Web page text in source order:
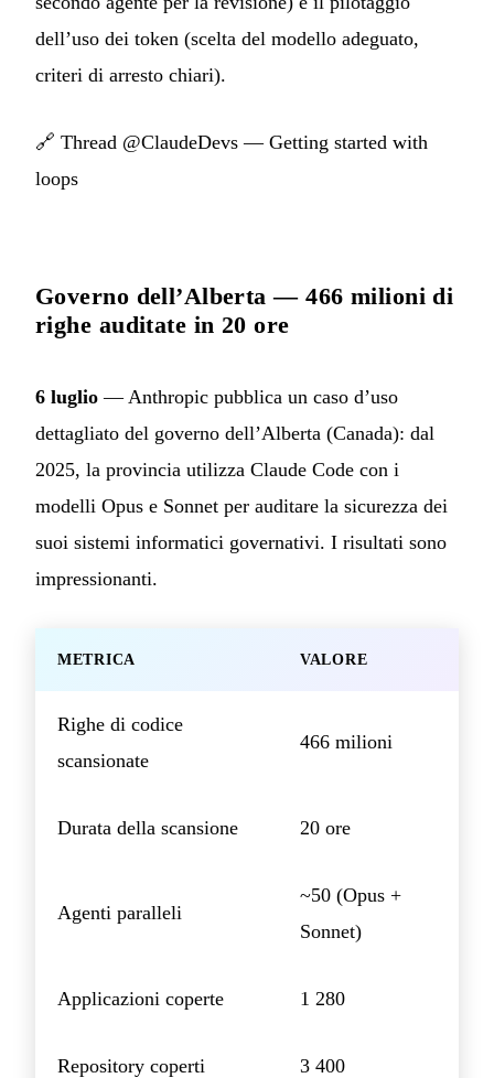
dell’uso dei token (scelta del modello adeguato,
criteri di arresto chiari).
🔗 Thread @ClaudeDevs — Getting started with
loops
Governo dell’Alberta — 466 milioni di
righe auditate in 20 ore
6 luglio — Anthropic pubblica un caso d’uso
dettagliato del governo dell’Alberta (Canada): dal
2025, la provincia utilizza Claude Code con i
modelli Opus e Sonnet per auditare la sicurezza dei
suoi sistemi informatici governativi. I risultati sono
impressionanti.
METRICA VALORE
Righe di codice
scansionate
466 milioni
Durata della scansione 20 ore
Agenti paralleli
~50 (Opus +
Sonnet)
Applicazioni coperte 1 280
Repository coperti 3 400